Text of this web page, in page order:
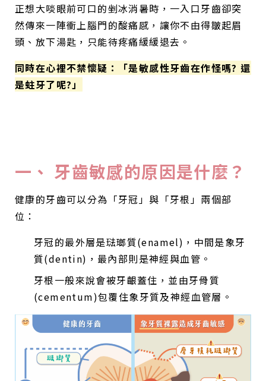
正想大啖眼前可口的剉冰消暑時，一入口牙齒卻突
然傳來一陣衝上腦門的酸痛感，讓你不由得皺起眉
頭、放下湯匙，只能待疼痛緩緩退去。
同時在心裡不禁懷疑：「是敏感性牙齒在作怪嗎? 還
是蛀牙了呢?」
一、 牙齒敏感的原因是什麼？
健康的牙齒可以分為「牙冠」與「牙根」兩個部
位：
牙冠的最外層是琺瑯質(enamel)，中間是象牙
質(dentin)，最內部則是神經與血管。
牙根一般來說會被牙齦蓋住，並由牙骨質
(cementum)包覆住象牙質及神經血管層。